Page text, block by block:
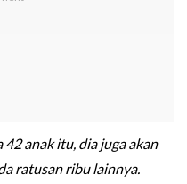
anak itu, dia juga akan
ratusan ribu lainnya.